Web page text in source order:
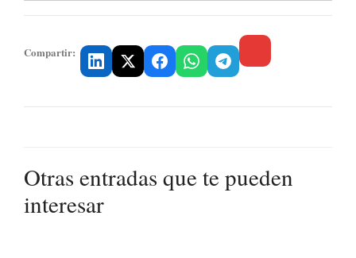
Compartir:
Otras entradas que te pueden
interesar